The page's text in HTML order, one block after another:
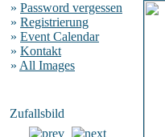
» Password vergessen
» Registrierung
» Event Calendar
» Kontakt
» All Images
Zufallsbild